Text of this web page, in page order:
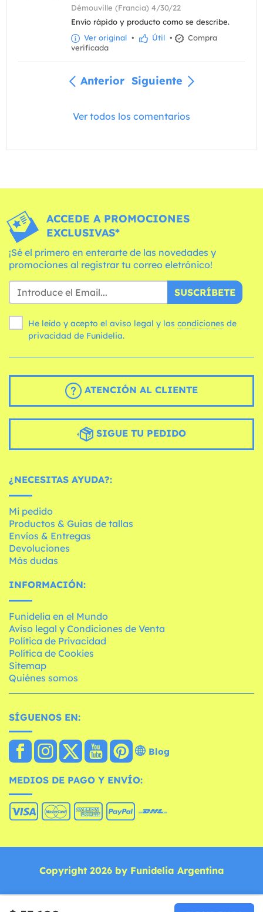
Démouville (Francia) 4/30/22
Envío rápido y producto como se describe.
Ver original • Útil •
Compra
verificada
Anterior Siguiente
Ver todos los comentarios
ACCEDE A PROMOCIONES
EXCLUSIVAS*
¡Sé el primero en enterarte de las novedades y
promociones al registrar tu correo eletrónico!
SUSCRÍBETE
He leído y acepto el aviso legal y las condiciones
privacidad de Funidelia.
ATENCIÓN AL CLIENTE
SIGUE TU PEDIDO
¿NECESITAS AYUDA?:
Mi pedido
Productos & Guías de tallas
Envíos & Entregas
Devoluciones
Más dudas
INFORMACIÓN:
Funidelia en el Mundo
Aviso legal y Condiciones de Venta
Política de Privacidad
Política de Cookies
Sitemap
Quiénes somos
SÍGUENOS EN:
Blog
MEDIOS DE PAGO Y ENVÍO:
Copyright 2026 by Funidelia Argentina